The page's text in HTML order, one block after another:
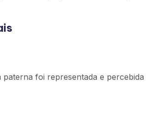
foi representada e percebida